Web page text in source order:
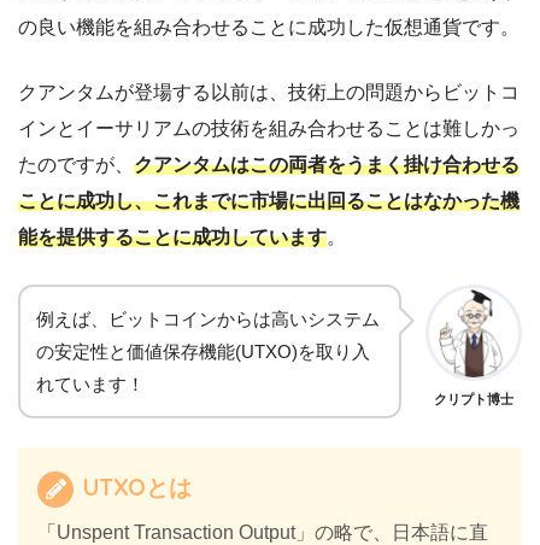
の良い機能を組み合わせることに成功した仮想通貨です。
クアンタムが登場する以前は、技術上の問題からビットコ
インとイーサリアムの技術を組み合わせることは難しかっ
たのですが、 クアンタムはこの両者をうまく掛け合わせる
ことに成功し、これまでに市場に出回ることはなかった機
能を提供することに成功しています。
例えば、ビットコインからは高いシステム
の安定性と価値保存機能(UTXO)を取り入
れています！
クリプト博士
UTXOとは
「Unspent Transaction Output」の略で、日本語に直